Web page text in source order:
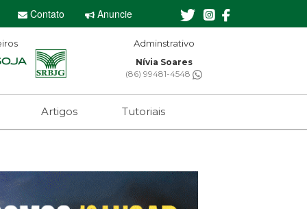
Contato Anuncie
Editor-chefe
Sebastian Eugênio
(61) 99650-2473
Soares
4548
Artigos Tutoriais